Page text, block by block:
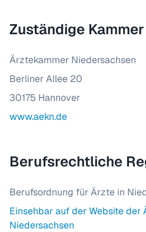
Zuständige Kammer
Ärztekammer Niedersachsen
Berliner Allee 20
30175 Hannover
www.aekn.de
Berufsrechtliche
Berufsordnung für Ärzte in
Einsehbar auf der Website der
Niedersachsen